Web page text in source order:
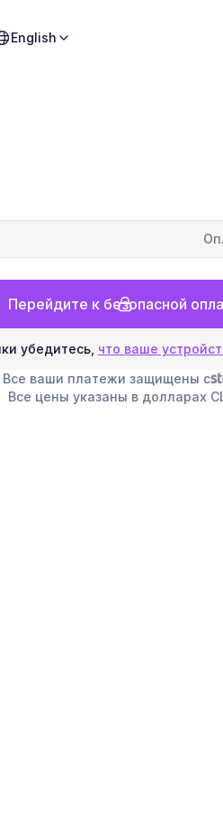
English
Перейдите к безопасной
убедитесь, что ваше
Все ваши платежи защищены с
Все цены указаны в долларах